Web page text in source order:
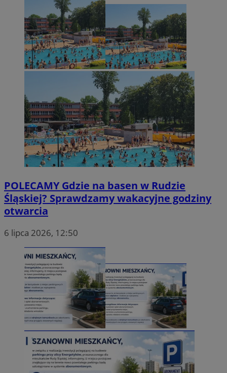
POLECAMYGdzie na basen w Rudzie
Śląskiej? Sprawdzamy wakacyjne godziny
otwarcia
6 lipca 2026, 12:50